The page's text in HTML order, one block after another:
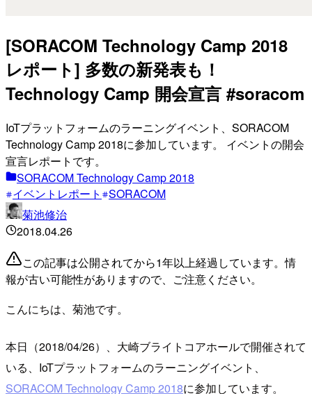
[SORACOM Technology Camp 2018
レポート] 多数の新発表も！
Technology Camp 開会宣言 #soracom
IoTプラットフォームのラーニングイベント、SORACOM
Technology Camp 2018に参加しています。 イベントの開会
宣言レポートです。
SORACOM Technology Camp 2018
イベントレポート
SORACOM
菊池修治
2018.04.26
この記事は公開されてから1年以上経過しています。情
報が古い可能性がありますので、ご注意ください。
こんにちは、菊池です。
本日（2018/04/26）、大崎ブライトコアホールで開催されて
いる、IoTプラットフォームのラーニングイベント、
SORACOM Technology Camp 2018に参加しています。